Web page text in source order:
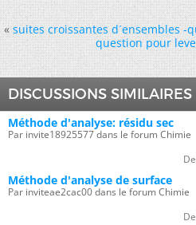
« suites croissantes d´ensembles -
question pour
DISCUSSIONS SIMILAIRES
Méthode d'analyse: résidu sec
Par invite18925577 dans le forum Chimie
Méthode d'analyse de surface
Par inviteae2cac00 dans le forum Chimie